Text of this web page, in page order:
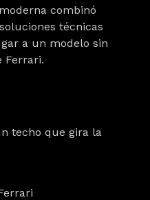
combinó
técnicas
a un modelo sin
Ferrari.
techo que gira la